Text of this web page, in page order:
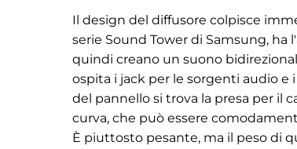
Il design del diffusore colpisce
serie Sound Tower di Samsung,
quindi creano un suono
ospita i jack per le sorgenti audio e
del pannello si trova la presa per il
curva, che può essere
È piuttosto pesante, ma il peso di